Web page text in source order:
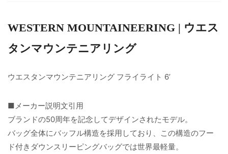
WESTERN MOUNTAINEERING | ウエス
タンマウンテニアリング
ウエスタンマウンテニアリング フライライト 6’
■メーカー説明文引用
ブランドの50周年を記念してデザインされたモデル。
バッグ全体にバッフル構造を採用しており、この構造のフー
ド付きダウンスリーピングバッグでは世界最軽量。